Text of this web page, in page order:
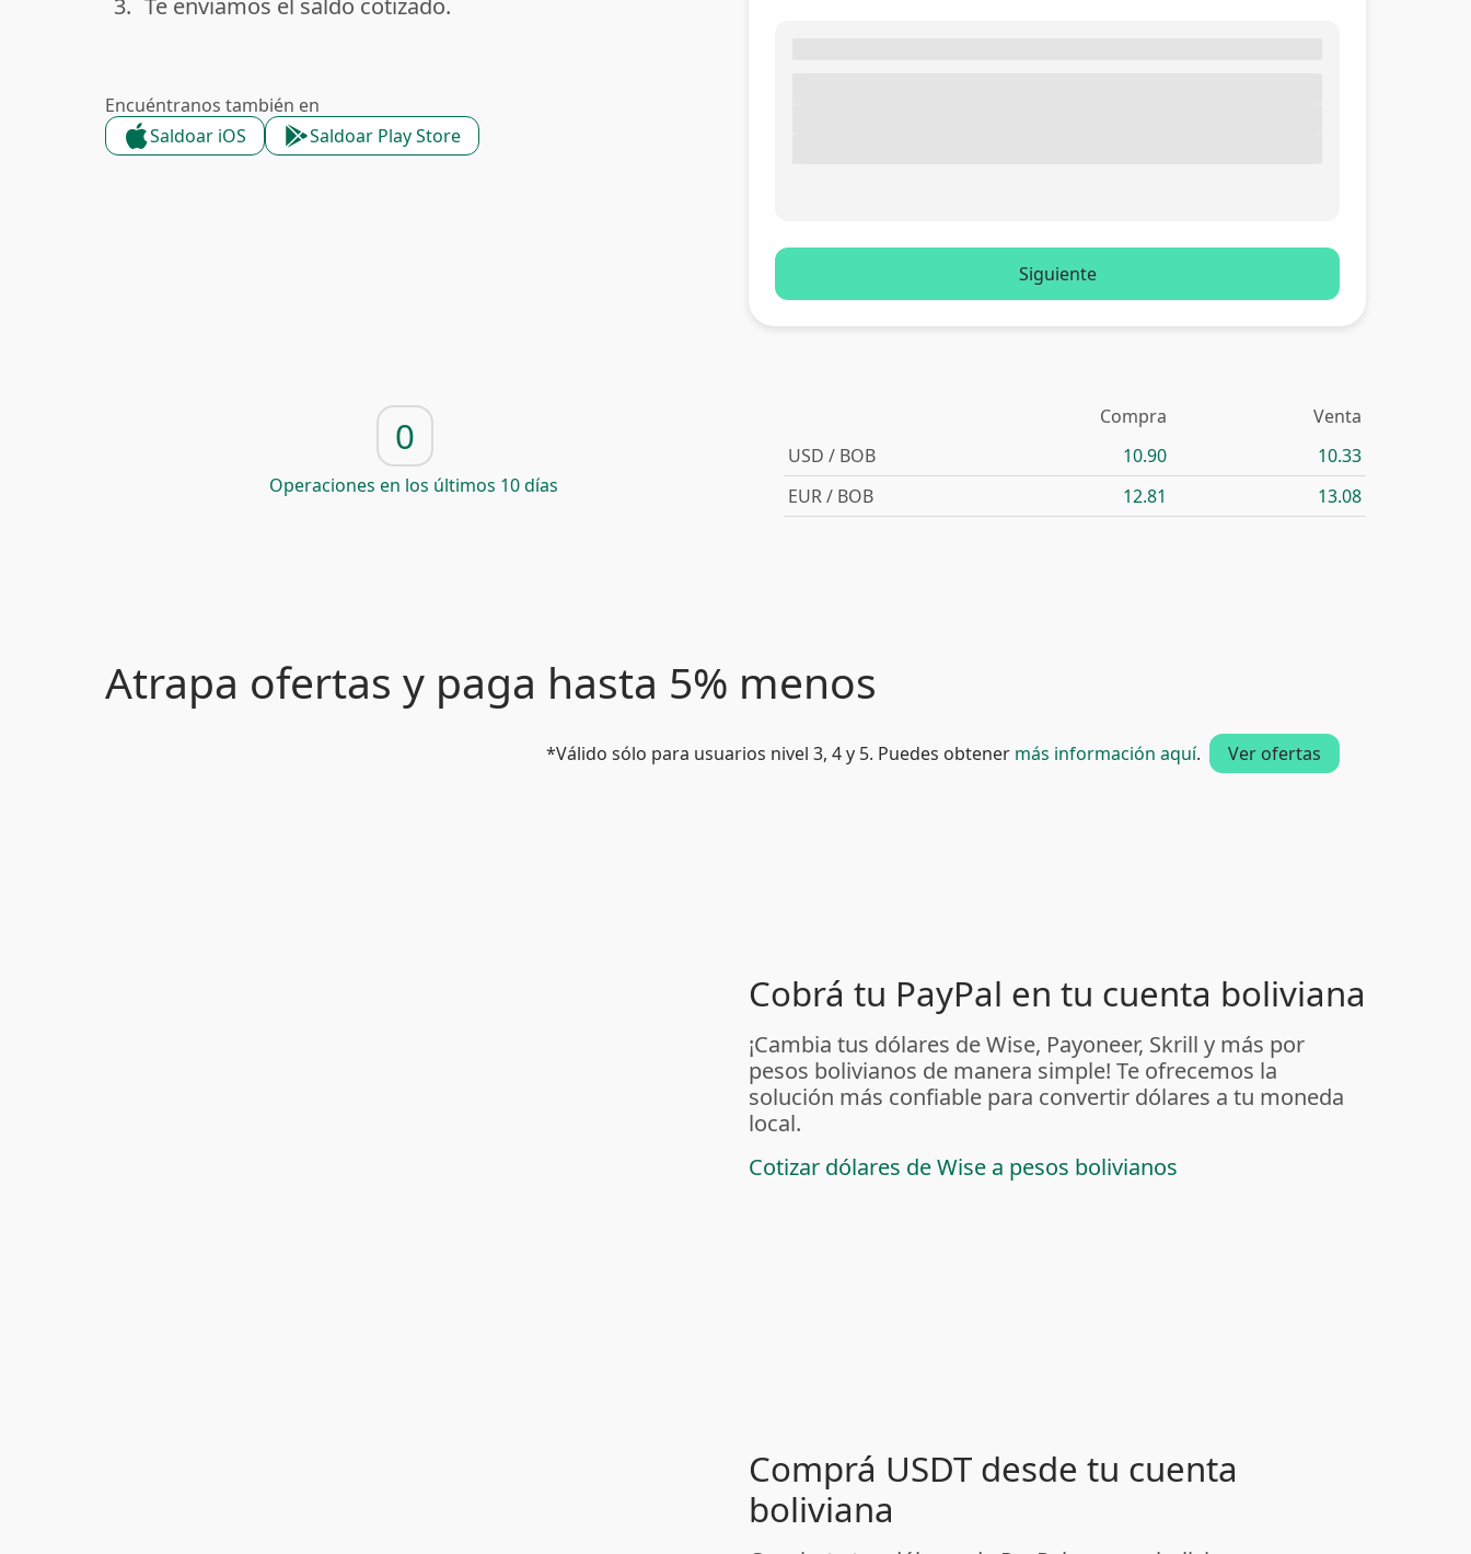
done
3. Te enviamos el saldo cotizado.
Encuéntranos también en
Saldoar iOS
Saldoar Play Store
Siguiente
0
Operaciones en los últimos 10 días
Compra
Venta
USD / BOB
10.90
10.33
EUR / BOB
12.81 13.08
Atrapa ofertas y paga hasta 5% menos
*Válido sólo para usuarios nivel 3, 4 y 5. Puedes obtener más información aquí. Ver ofertas
Cobrá tu PayPal en tu cuenta boliviana
¡Cambia tus dólares de Wise, Payoneer, Skrill y más por
pesos bolivianos de manera simple! Te ofrecemos la
solución más confiable para convertir dólares a tu moneda
local.
Cotizar dólares de Wise a pesos bolivianos
Comprá USDT desde tu cuenta
boliviana